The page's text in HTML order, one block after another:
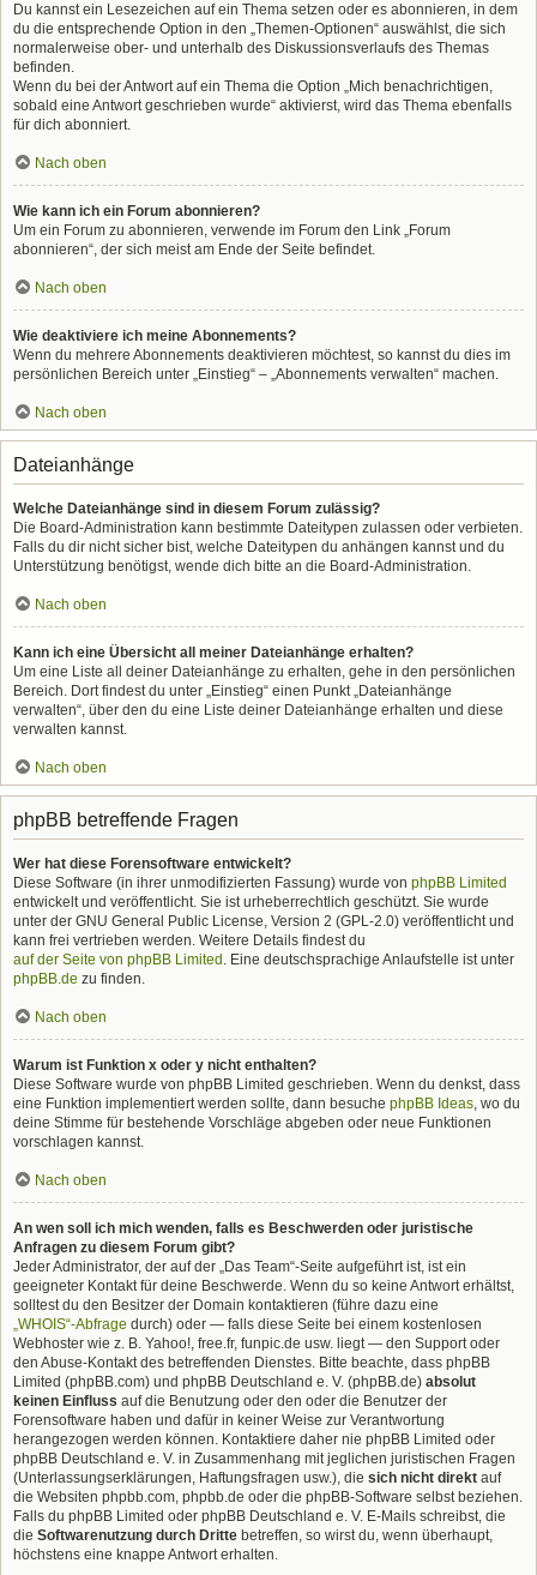
Du kannst ein Lesezeichen auf ein Thema setzen oder es abonnieren, in dem
du die entsprechende Option in den „Themen-Optionen“ auswählst, die sich
normalerweise ober- und unterhalb des Diskussionsverlaufs des Themas
befinden.
Wenn du bei der Antwort auf ein Thema die Option „Mich benachrichtigen,
sobald eine Antwort geschrieben wurde“ aktivierst, wird das Thema ebenfalls
für dich abonniert.
Nach oben
Wie kann ich ein Forum abonnieren?
Um ein Forum zu abonnieren, verwende im Forum den Link „Forum
abonnieren“, der sich meist am Ende der Seite befindet.
Nach oben
Wie deaktiviere ich meine Abonnements?
Wenn du mehrere Abonnements deaktivieren möchtest, so kannst du dies im
persönlichen Bereich unter „Einstieg“ – „Abonnements verwalten“ machen.
Nach oben
Dateianhänge
Welche Dateianhänge sind in diesem Forum zulässig?
Die Board-Administration kann bestimmte Dateitypen zulassen oder verbieten.
Falls du dir nicht sicher bist, welche Dateitypen du anhängen kannst und du
Unterstützung benötigst, wende dich bitte an die Board-Administration.
Nach oben
Kann ich eine Übersicht all meiner Dateianhänge erhalten?
Um eine Liste all deiner Dateianhänge zu erhalten, gehe in den persönlichen
Bereich. Dort findest du unter „Einstieg“ einen Punkt „Dateianhänge
verwalten“, über den du eine Liste deiner Dateianhänge erhalten und diese
verwalten kannst.
Nach oben
phpBB betreffende Fragen
Wer hat diese Forensoftware entwickelt?
Diese Software (in ihrer unmodifizierten Fassung) wurde von phpBB Limited
entwickelt und veröffentlicht. Sie ist urheberrechtlich geschützt. Sie wurde
unter der GNU General Public License, Version 2 (GPL-2.0) veröffentlicht und
kann frei vertrieben werden. Weitere Details findest du
auf der Seite von phpBB Limited . Eine deutschsprachige Anlaufstelle ist unter
phpBB.de zu finden.
Nach oben
Warum ist Funktion x oder y nicht enthalten?
Diese Software wurde von phpBB Limited geschrieben. Wenn du denkst, dass
eine Funktion implementiert werden sollte, dann besuche phpBB Ideas, wo du
deine Stimme für bestehende Vorschläge abgeben oder neue Funktionen
vorschlagen kannst.
Nach oben
An wen soll ich mich wenden, falls es Beschwerden oder juristische
Anfragen zu diesem Forum gibt?
Jeder Administrator, der auf der „Das Team“-Seite aufgeführt ist, ist ein
geeigneter Kontakt für deine Beschwerde. Wenn du so keine Antwort erhältst,
solltest du den Besitzer der Domain kontaktieren (führe dazu eine
„WHOIS“-Abfrage durch) oder — falls diese Seite bei einem kostenlosen
Webhoster wie z. B. Yahoo!, free.fr, funpic.de usw. liegt — den Support oder
den Abuse-Kontakt des betreffenden Dienstes. Bitte beachte, dass phpBB
Limited (phpBB.com) und phpBB Deutschland e. V. (phpBB.de) absolut
keinen Einfluss auf die Benutzung oder den oder die Benutzer der
Forensoftware haben und dafür in keiner Weise zur Verantwortung
herangezogen werden können. Kontaktiere daher nie phpBB Limited oder
phpBB Deutschland e. V. in Zusammenhang mit jeglichen juristischen Fragen
(Unterlassungserklärungen, Haftungsfragen usw.), die sich nicht direkt auf
die Websiten phpbb.com, phpbb.de oder die phpBB-Software selbst beziehen.
Falls du phpBB Limited oder phpBB Deutschland e. V. E-Mails schreibst, die
die Softwarenutzung durch Dritte betreffen, so wirst du, wenn überhaupt,
höchstens eine knappe Antwort erhalten.